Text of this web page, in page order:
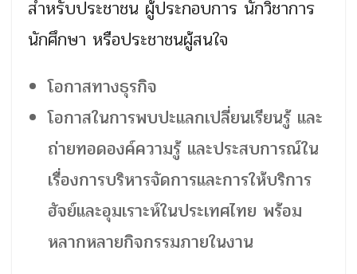
สำหรับประชาชน ผู้ประกอบการ นักวิชาการ
นักศึกษา หรือประชาชนผู้สนใจ
โอกาสทางธุรกิจ
โอกาสในการพบปะแลกเปลี่ยนเรียนรู้ และ
ถ่ายทอดองค์ความรู้ และประสบการณ์ใน
เรื่องการบริหารจัดการและการให้บริการ
ฮัจย์และอุมเราะห์ในประเทศไทย พร้อม
หลากหลายกิจกรรมภายในงาน